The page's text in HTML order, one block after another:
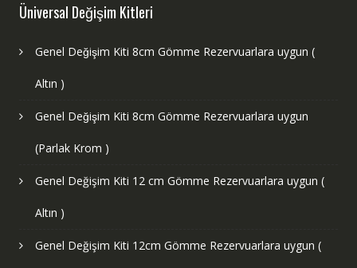
Üniversal Değişim Kitleri
Genel Değişim Kiti 8cm Gömme Rezervuarlara uygun (
Altın )
Genel Değişim Kiti 8cm Gömme Rezervuarlara uygun
(Parlak Krom )
Genel Değişim Kiti 12 cm Gömme Rezervuarlara uygun (
Altın )
Genel Değişim Kiti 12cm Gömme Rezervuarlara uygun (